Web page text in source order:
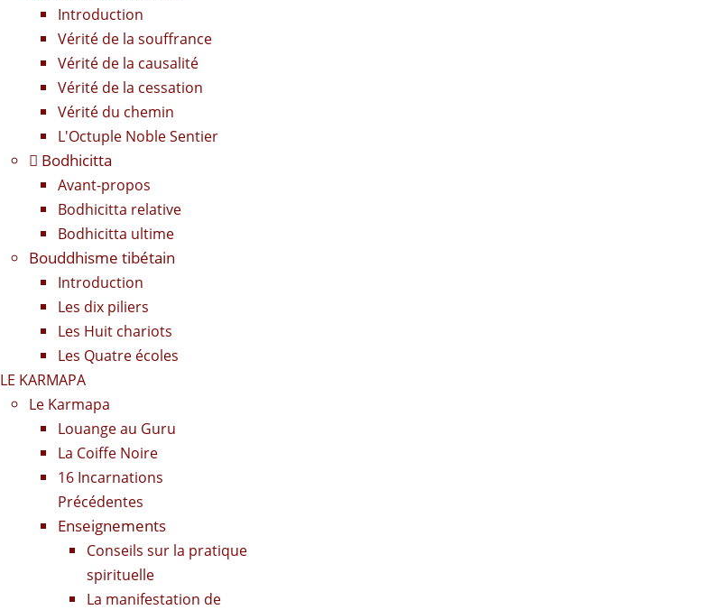
Introduction
Vérité de la souffrance
Vérité de la causalité
Vérité de la cessation
Vérité du chemin
L'Octuple Noble Sentier
Bodhicitta
Avant-propos
Bodhicitta relative
Bodhicitta ultime
Bouddhisme tibétain
Introduction
Les dix piliers
Les Huit chariots
Les Quatre écoles
LE KARMAPA
Le Karmapa
Louange au Guru
La Coiffe Noire
16 Incarnations
Précédentes
Enseignements
Conseils sur la pratique
spirituelle
La manifestation de